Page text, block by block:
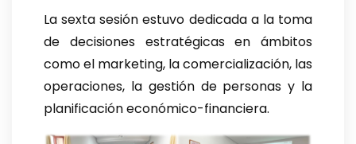
La sexta sesión estuvo dedicada a la toma
de decisiones estratégicas en ámbitos
como el marketing, la comercialización, las
operaciones, la gestión de personas y la
planificación económico-financiera.